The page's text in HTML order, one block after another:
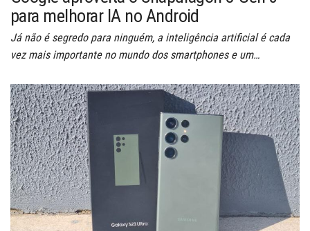
para melhorar IA no Android
Já não é segredo para ninguém, a inteligência artificial é cada
vez mais importante no mundo dos smartphones e um…